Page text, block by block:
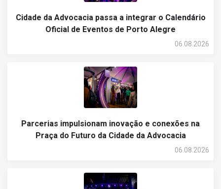
Cidade da Advocacia passa a integrar o Calendário
Oficial de Eventos de Porto Alegre
06.08.2026
Parcerias impulsionam inovação e conexões na
Praça do Futuro da Cidade da Advocacia
06.08.2026